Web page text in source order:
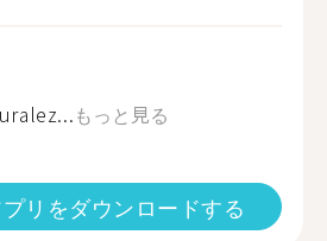
もっと見る
リをダウンロードする